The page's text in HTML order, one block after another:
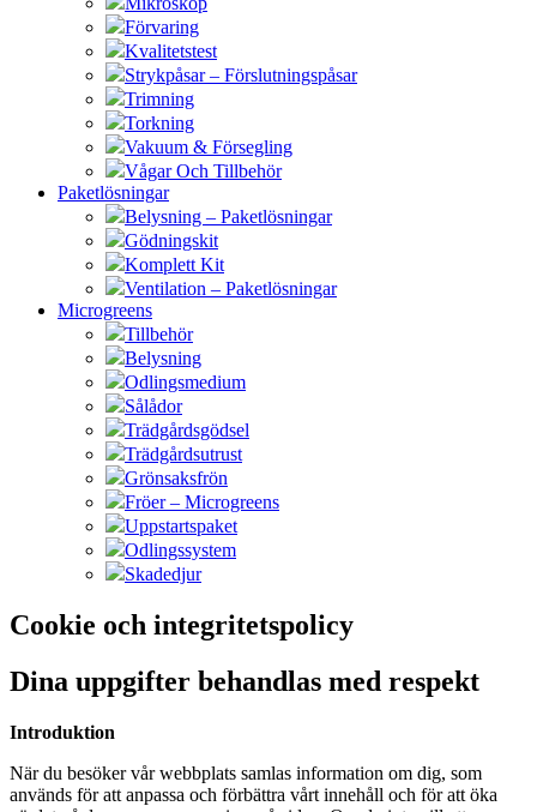
Förvaring
Kvalitetstest
Strykpåsar – Förslutningspåsar
Trimning
Torkning
Vakuum & Försegling
Vågar Och Tillbehör
Paketlösningar
Belysning – Paketlösningar
Gödningskit
Komplett Kit
Ventilation – Paketlösningar
Microgreens
Tillbehör
Belysning
Odlingsmedium
Sålådor
Trädgårdsgödsel
Trädgårdsutrust
Grönsaksfrön
Fröer – Microgreens
Uppstartspaket
Odlingssystem
Skadedjur
Cookie och integritetspolicy
Dina uppgifter behandlas med respekt
Introduktion
När du besöker vår webbplats samlas information om dig, som
används för att anpassa och förbättra vårt innehåll och för att öka